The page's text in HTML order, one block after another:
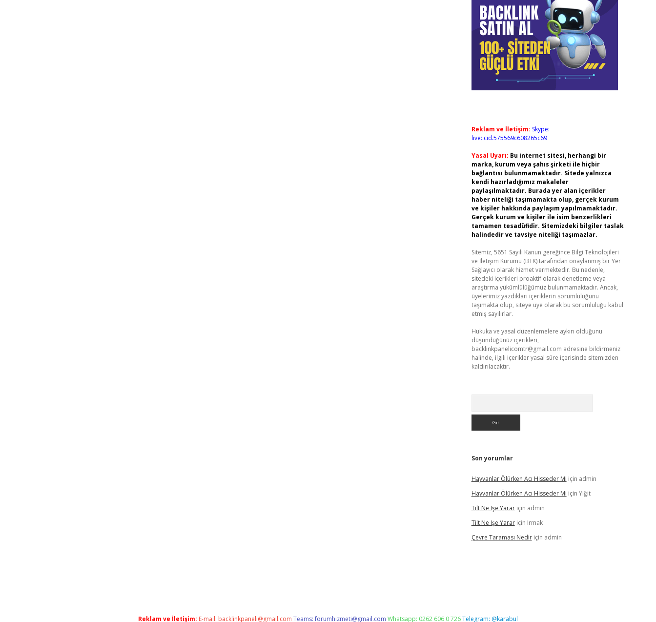
Reklam ve İletişim: Skype:
live:.cid.575569c608265c69
Yasal Uyarı: Bu internet sitesi, herhangi bir
marka, kurum veya şahıs şirketi ile hiçbir
bağlantısı bulunmamaktadır. Sitede yalnızca
kendi hazırladığımız makaleler
paylaşılmaktadır. Burada yer alan içerikler
haber niteliği taşımamakta olup, gerçek kurum
ve kişiler hakkında paylaşım yapılmamaktadır.
Gerçek kurum ve kişiler ile isim benzerlikleri
tamamen tesadüfidir. Sitemizdeki bilgiler taslak
halindedir ve tavsiye niteliği taşımazlar.
Sitemiz, 5651 Sayılı Kanun gereğince Bilgi Teknolojileri
ve İletişim Kurumu (BTK) tarafından onaylanmış bir Yer
Sağlayıcı olarak hizmet vermektedir. Bu nedenle,
sitedeki içerikleri proaktif olarak denetleme veya
araştırma yükümlülüğümüz bulunmamaktadır. Ancak,
üyelerimiz yazdıkları içeriklerin sorumluluğunu
taşımakta olup, siteye üye olarak bu sorumluluğu kabul
etmiş sayılırlar.
Hukuka ve yasal düzenlemelere aykırı olduğunu
düşündüğünüz içerikleri,
backlinkpanelicomtr@gmail.com adresine bildirmeniz
halinde, ilgili içerikler yasal süre içerisinde sitemizden
kaldırılacaktır.
Son yorumlar
Hayvanlar Ölürken Acı Hisseder Mi için admin
Hayvanlar Ölürken Acı Hisseder Mi için Yiğit
Tilt Ne Işe Yarariçin admin
Tilt Ne Işe Yarariçin Irmak
Çevre Taraması Nediriçin admin
Reklam ve İletişim: E-mail: backlinkpaneli@gmail.com Teams:forumhizmeti@gmail.com Whatsapp: 0262 606 0 726Telegram: @karabul